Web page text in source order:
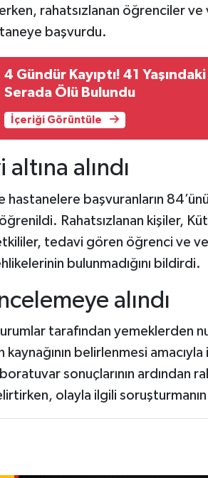
rahatsızlanan öğrenciler ve
başvurdu.
4 Gündür Kayıptı! 41
Serada Ölü Bulundu
İçeriği Görüntüle
alındı
hastanelere başvuranların
Rahatsızlanan kişiler,
tedavi gören öğrenci ve
bulunmadığını bildirdi.
alındı
tarafından yemeklerden
kaynağının belirlenmesi amacıyla
sonuçlarının ardından
olayla ilgili